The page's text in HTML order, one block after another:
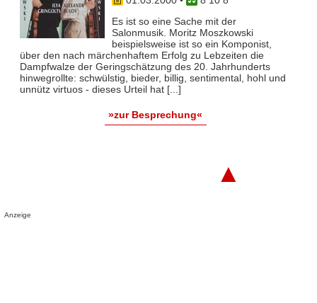
Es ist so eine Sache mit der
Salonmusik. Moritz Moszkowski
beispielsweise ist so ein Komponist,
über den nach märchenhaftem Erfolg zu Lebzeiten die
Dampfwalze der Geringschätzung des 20. Jahrhunderts
hinwegrollte: schwülstig, bieder, billig, sentimental, hohl und
unnütz virtuos - dieses Urteil hat [...]
»zur Besprechung«
▲
Anzeige